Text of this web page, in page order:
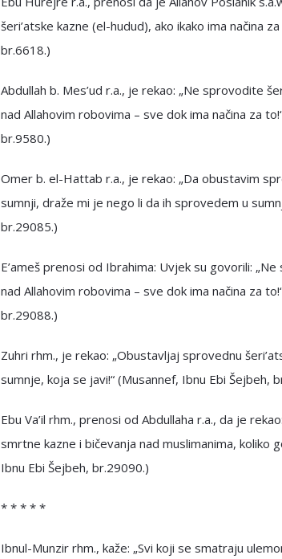
šeri’atske kazne (el-hudud), ako ikako ima načina za
br.6618.)
Abdullah b. Mes’ud r.a., je rekao: „Ne sprovodite
nad Allahovim robovima – sve dok ima načina za
br.9580.)
Omer b. el-Hattab r.a., je rekao: „Da obustavim
sumnji, draže mi je nego li da ih sprovedem u
br.29085.)
E’ameš prenosi od Ibrahima: Uvjek su govorili:
nad Allahovim robovima – sve dok ima načina za
br.29088.)
Zuhri rhm., je rekao: „Obustavljaj sprovednu
sumnje, koja se javi!“ (Musannef, Ibnu Ebi Šejbeh,
Ebu Va’il rhm., prenosi od Abdullaha r.a., da je
smrtne kazne i bičevanja nad muslimanima, koliko
Ibnu Ebi Šejbeh, br.29090.)
* * * * *
Ibnul-Munzir rhm., kaže: „Svi koji se smatraju